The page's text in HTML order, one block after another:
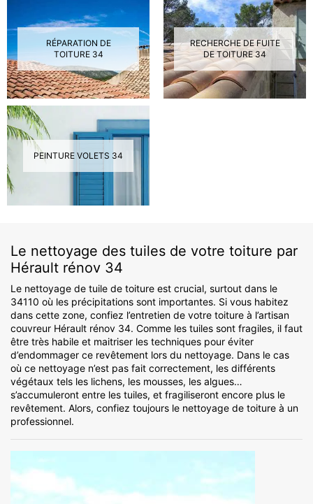
RÉPARATION DE
TOITURE 34
RECHERCHE DE FUITE
DE TOITURE 34
PEINTURE VOLETS 34
Le nettoyage des tuiles de votre toiture par
Hérault rénov 34
Le nettoyage de tuile de toiture est crucial, surtout dans le
34110 où les précipitations sont importantes. Si vous habitez
dans cette zone, confiez l’entretien de votre toiture à l’artisan
couvreur Hérault rénov 34. Comme les tuiles sont fragiles, il faut
être très habile et maitriser les techniques pour éviter
d’endommager ce revêtement lors du nettoyage. Dans le cas
où ce nettoyage n’est pas fait correctement, les différents
végétaux tels les lichens, les mousses, les algues…
s’accumuleront entre les tuiles, et fragiliseront encore plus le
revêtement. Alors, confiez toujours le nettoyage de toiture à un
professionnel.